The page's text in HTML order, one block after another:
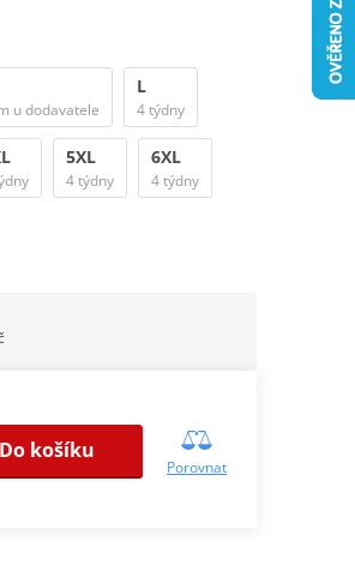
u dodavatele
L
4 týdny
5XL
4 týdny
6XL
4 týdny
Do košíku
Porovnat